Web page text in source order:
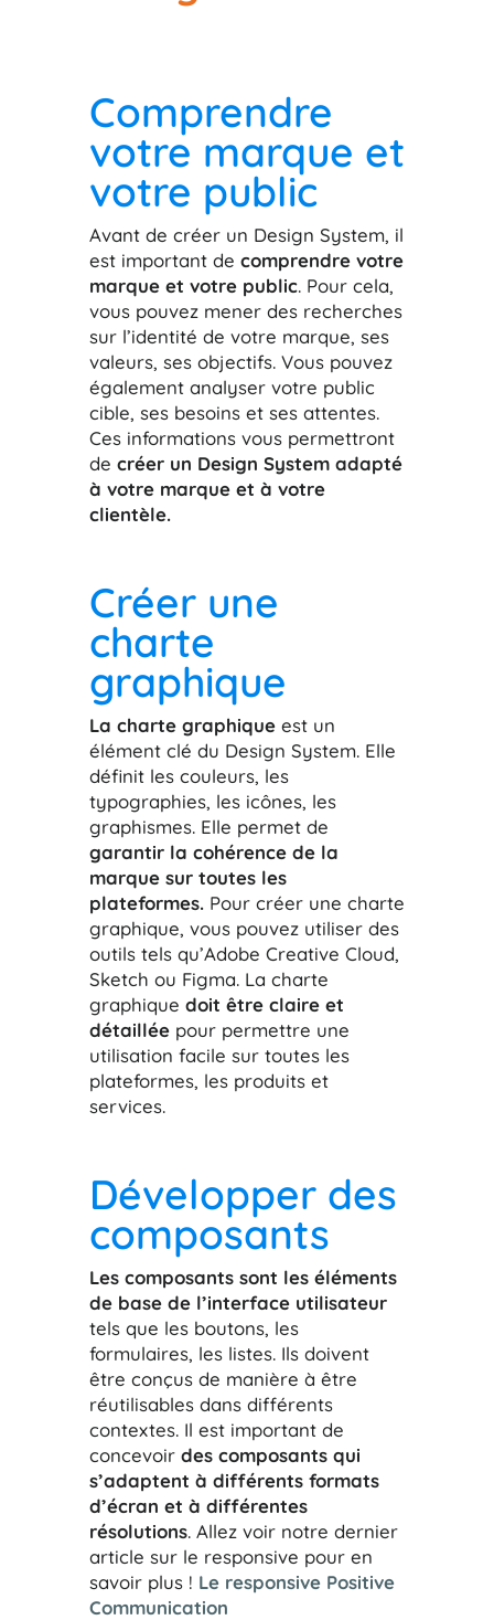
Comprendre
votre marque et
votre public
Avant de créer un Design System, il
est important de comprendre votre
marque et votre public. Pour cela,
vous pouvez mener des recherches
sur l’identité de votre marque, ses
valeurs, ses objectifs. Vous pouvez
également analyser votre public
cible, ses besoins et ses attentes.
Ces informations vous permettront
de créer un Design System adapté
à votre marque et à votre
clientèle.
Créer une
charte
graphique
La charte graphiqueest un
élément clé du Design System. Elle
définit les couleurs, les
typographies, les icônes, les
graphismes. Elle permet de
garantir la cohérence de la
marque sur toutes les
plateformes.Pour créer une charte
graphique, vous pouvez utiliser des
outils tels qu’Adobe Creative Cloud,
Sketch ou Figma. La charte
graphique doit être claire et
détailléepour permettre une
utilisation facile sur toutes les
plateformes, les produits et
services.
Développer des
composants
Les composants sont les éléments
de base de l’interface utilisateur
tels que les boutons, les
formulaires, les listes. Ils doivent
être conçus de manière à être
réutilisables dans différents
contextes. Il est important de
concevoir des composants qui
s’adaptent à différents formats
d’écran et à différentes
résolutions. Allez voir notre dernier
article sur le responsive pour en
savoir plus ! Le responsive Positive
Communication